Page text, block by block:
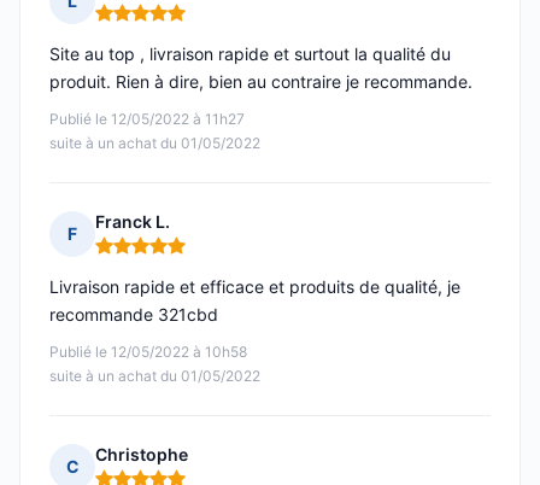
Note : 5 sur 5
Publié le 12/05/2022 à 11h27
suite à un achat du 01/05/2022
Site au top , livraison rapide et surtout la qualité du
produit. Rien à dire, bien au contraire je recommande.
F
Franck L.
Note : 5 sur 5
Publié le 12/05/2022 à 10h58
suite à un achat du 01/05/2022
Livraison rapide et efficace et produits de qualité, je
recommande 321cbd
C
Christophe